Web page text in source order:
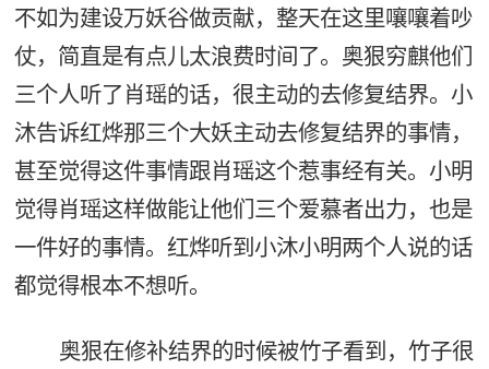
不如为建设万妖谷做贡献，整天在这里嚷嚷着吵
仗，简直是有点儿太浪费时间了。奥狠穷麒他们
三个人听了肖瑶的话，很主动的去修复结界。小
沐告诉红烨那三个大妖主动去修复结界的事情，
甚至觉得这件事情跟肖瑶这个惹事经有关。小明
觉得肖瑶这样做能让他们三个爱慕者出力，也是
一件好的事情。红烨听到小沐小明两个人说的话
都觉得根本不想听。
奥狠在修补结界的时候被竹子看到，竹子很